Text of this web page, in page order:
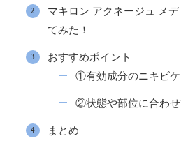
マキロン アクネージュ メ
てみた！
おすすめポイント
①有効成分のニキビケ
②状態や部位に合わ
まとめ